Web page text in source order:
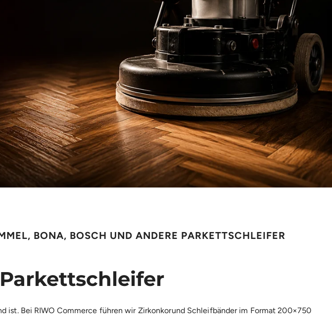
BONA, BOSCH UND ANDERE PARKETTSCHLEIFER
Bei RIWO Commerce führen wir Zirkonkorund Schleifbänder im Format 200×750